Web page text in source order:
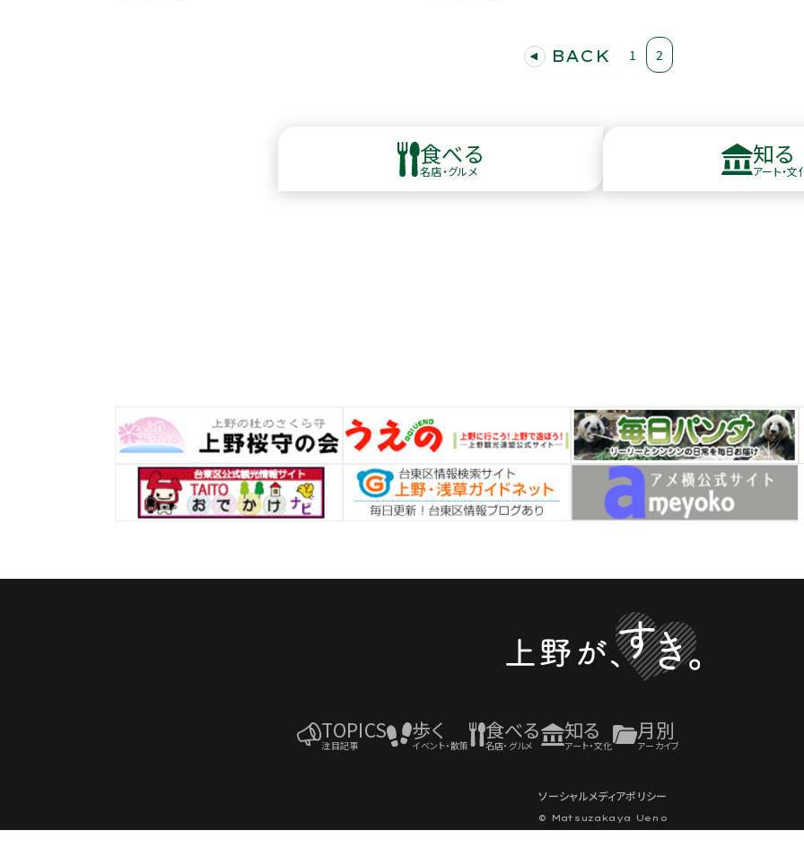
BACK 1 2
食べる
名店・グルメ
知る
アート・文
TOPICS
注目記事
歩く
イベント・散策
食べる
名店・グルメ
知る
アート・文化
月別
アーカイブ
ソーシャルメディアポリシー
© Matsuzakaya Ueno